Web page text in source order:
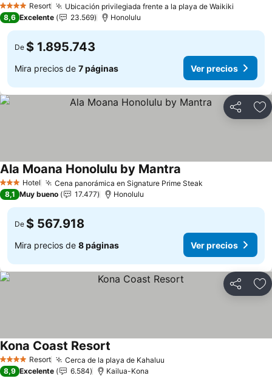
4 EstrellasResort Ubicación privilegiada frente a la playa de Waikiki
8,6 Excelente 23.569 Honolulu
De $ 1.895.743
Mira precios de 7 páginas Ver precios
Compartir
3 Estrellas
Hotel Cena panorámica en Signature Prime Steak
Ala Moana Honolulu by Mantra
8,1 Muy bueno 17.477 Honolulu
De $ 567.918
Mira precios de 8 páginas Ver precios
Compartir
4 EstrellasResort Cerca de la playa de Kahaluu
Kona Coast Resort
8,9 Excelente 6.584 Kailua-Kona